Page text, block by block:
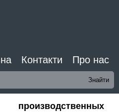
Контакти Про нас